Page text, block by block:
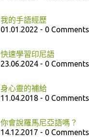
我的手語經歷
01.01.2022 - 0 Comments
快速學習印尼語
23.06.2024 - 0 Comments
身心靈的補給
11.04.2018 - 0 Comments
你會說羅馬尼亞語嗎？
14.12.2017 - 0 Comments